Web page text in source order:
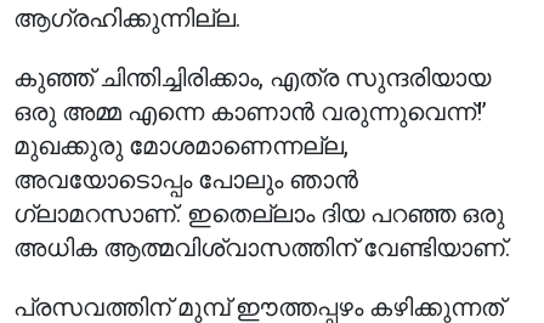
ആഗ്രഹിക്കുന്നില്ല.
കുഞ്ഞ് ചിന്തിച്ചിരിക്കാം, എത്ര സുന്ദരിയായ
ഒരു അമ്മ എന്നെ കാണാൻ വരുന്നുവെന്ന്!’
മുഖക്കുരു മോശമാണെന്നല്ല,
അവയോടൊപ്പം പോലും ഞാൻ
ഗ്ലാമറസാണ്. ഇതെല്ലാം ദിയ പറഞ്ഞ ഒരു
അധിക ആത്മവിശ്വാസത്തിന് വേണ്ടിയാണ്.
പ്രസവത്തിന് മുമ്പ് ഈത്തപ്പഴം കഴിക്കുന്നത്